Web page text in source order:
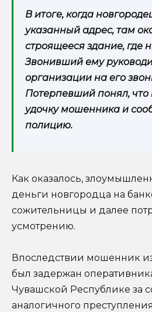
В итоге, когда
указанный адрес, там
строящееся здание, где
Звонивший ему
организации на его
Потерпевший понял, что
удочку мошенника и
полицию.
Как оказалось,
деньги новгородца на
сожительницы и далее
усмотрению.
Впоследствии мошенник
был задержан
Чувашской Республике за
аналогичного